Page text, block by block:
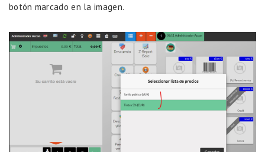
botón marcado en la imagen.